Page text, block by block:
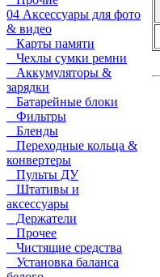
04 Аксессуары для фото
& видео
Карты памяти
Чехлы сумки ремни
Аккумуляторы &
зарядки
Батарейные блоки
Фильтры
Бленды
Переходные кольца &
конвертеры
Пульты ДУ
Штативы и
аксессуары
Держатели
Прочее
Чистящие средства
Установка баланса